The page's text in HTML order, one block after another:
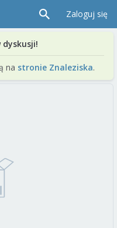
Zaloguj się
dyskusji!
na stronie Znaleziska.